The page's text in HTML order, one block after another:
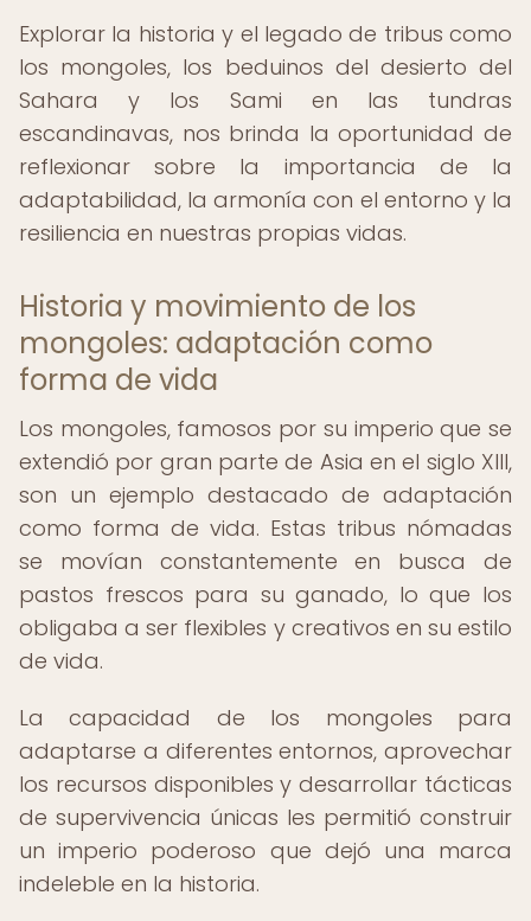
Explorar la historia y el legado de tribus como
los mongoles, los beduinos del desierto del
Sahara y los Sami en las tundras
escandinavas, nos brinda la oportunidad de
reflexionar sobre la importancia de la
adaptabilidad, la armonía con el entorno y la
resiliencia en nuestras propias vidas.
Historia y movimiento de los
mongoles: adaptación como
forma de vida
Los mongoles, famosos por su imperio que se
extendió por gran parte de Asia en el siglo XIII,
son un ejemplo destacado de adaptación
como forma de vida. Estas tribus nómadas
se movían constantemente en busca de
pastos frescos para su ganado, lo que los
obligaba a ser flexibles y creativos en su estilo
de vida.
La capacidad de los mongoles para
adaptarse a diferentes entornos, aprovechar
los recursos disponibles y desarrollar tácticas
de supervivencia únicas les permitió construir
un imperio poderoso que dejó una marca
indeleble en la historia.